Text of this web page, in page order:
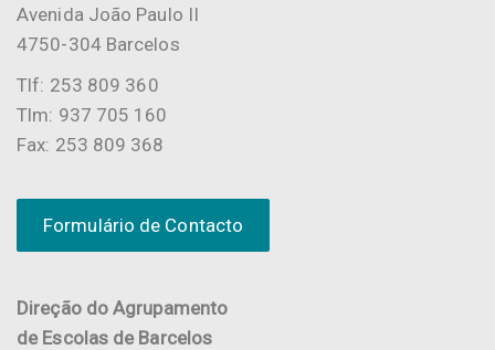
Avenida João Paulo II
4750-304 Barcelos
Tlf: 253 809 360
Tlm: 937 705 160
Fax: 253 809 368
Formulário de Contacto
Direção do Agrupamento
de Escolas de Barcelos